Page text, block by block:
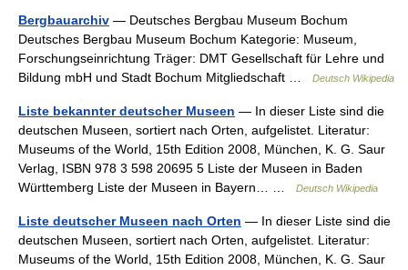
Bergbauarchiv — Deutsches Bergbau Museum Bochum
Deutsches Bergbau Museum Bochum Kategorie: Museum,
Forschungseinrichtung Träger: DMT Gesellschaft für Lehre und
Bildung mbH und Stadt Bochum Mitgliedschaft …
Deutsch Wikipedia
Liste bekannter deutscher Museen — In dieser Liste sind die
deutschen Museen, sortiert nach Orten, aufgelistet. Literatur:
Museums of the World, 15th Edition 2008, München, K. G. Saur
Verlag, ISBN 978 3 598 20695 5 Liste der Museen in Baden
Württemberg Liste der Museen in Bayern… …
Deutsch Wikipedia
Liste deutscher Museen nach Orten — In dieser Liste sind die
deutschen Museen, sortiert nach Orten, aufgelistet. Literatur:
Museums of the World, 15th Edition 2008, München, K. G. Saur